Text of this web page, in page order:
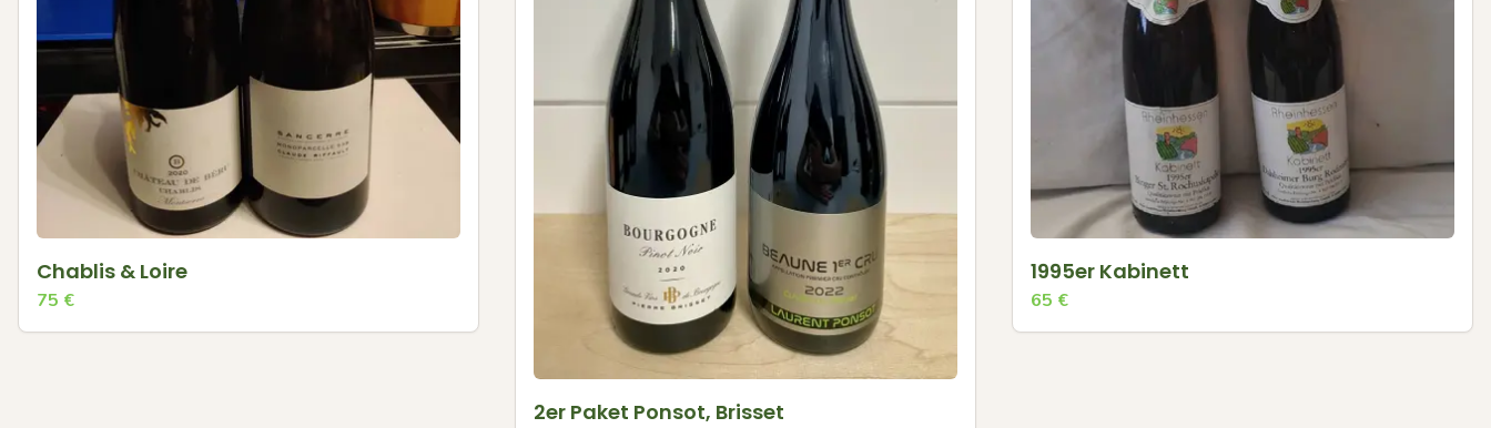
Chablis & Loire
75 €
2er Paket Ponsot, Brisset
1995er Kabinett
65 €